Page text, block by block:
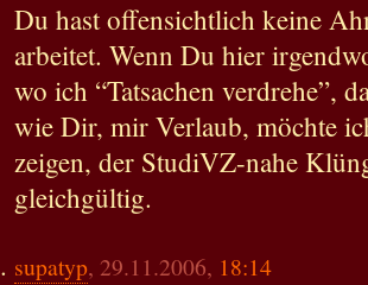
Du hast offensichtlich keine
arbeitet. Wenn Du hier
wo ich “Tatsachen verdrehe”,
wie Dir, mir Verlaub, möchte
zeigen, der StudiVZ-nahe
gleichgültig.
supatyp, 29.11.2006, 18:14